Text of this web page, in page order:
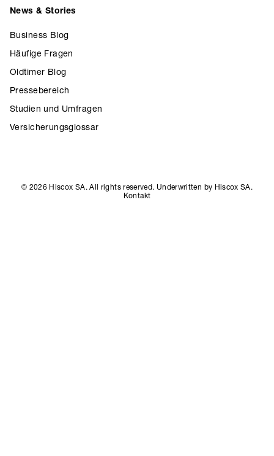
News & Stories
Business Blog
Häufige Fragen
Oldtimer Blog
Pressebereich
Studien und Umfragen
Versicherungsglossar
© 2026 Hiscox SA. All rights reserved. Underwritten by Hiscox SA.
Kontakt